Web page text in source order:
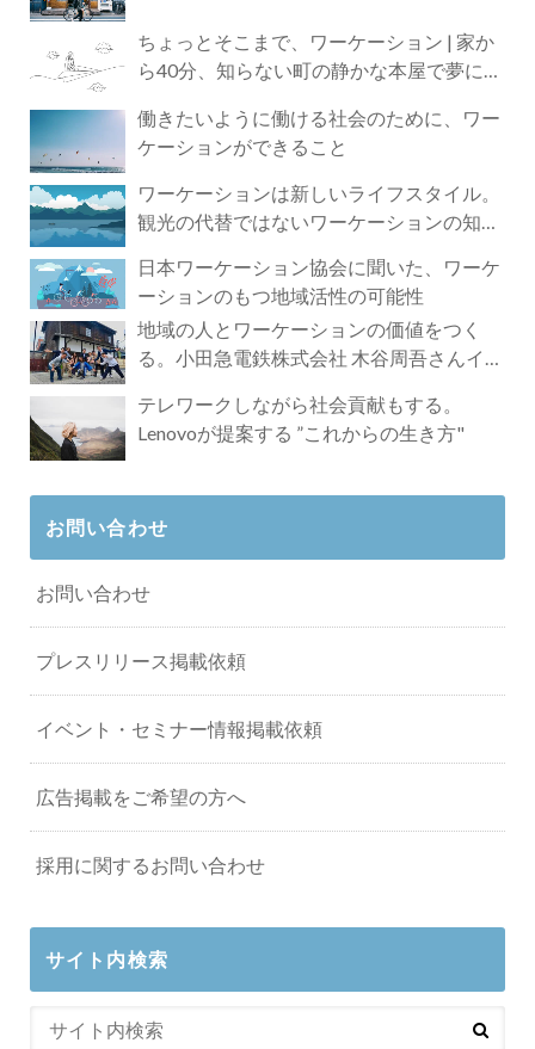
ちょっとそこまで、ワーケーション | 家か
ら40分、知らない町の静かな本屋で夢に近
働きたいように働ける社会のために、ワー
ケーションができること
ワーケーションは新しいライフスタイル。
観光の代替ではないワーケーションの知ら
日本ワーケーション協会に聞いた、ワーケ
ーションのもつ地域活性の可能性
地域の人とワーケーションの価値をつく
る。小田急電鉄株式会社 木谷周吾さんイン
テレワークしながら社会貢献もする。
Lenovoが提案する ”これからの生き方"
お問い合わせ
お問い合わせ
プレスリリース掲載依頼
イベント・セミナー情報掲載依頼
広告掲載をご希望の方へ
採用に関するお問い合わせ
サイト内検索